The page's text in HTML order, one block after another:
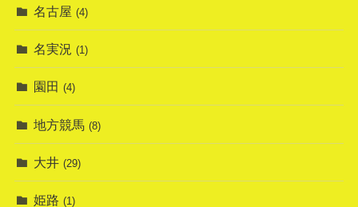
名古屋 (4)
名実況 (1)
園田 (4)
地方競馬 (8)
大井 (29)
姫路 (1)